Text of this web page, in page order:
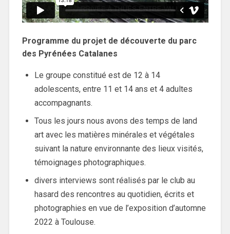
Programme du projet de découverte du parc
des Pyrénées Catalanes
Le groupe constitué est de 12 à 14
adolescents, entre 11 et 14 ans et 4 adultes
accompagnants.
Tous les jours nous avons des temps de land
art avec les matières minérales et végétales
suivant la nature environnante des lieux visités,
témoignages photographiques.
divers interviews sont réalisés par le club au
hasard des rencontres au quotidien, écrits et
photographies en vue de l’exposition d’automne
2022 à Toulouse.